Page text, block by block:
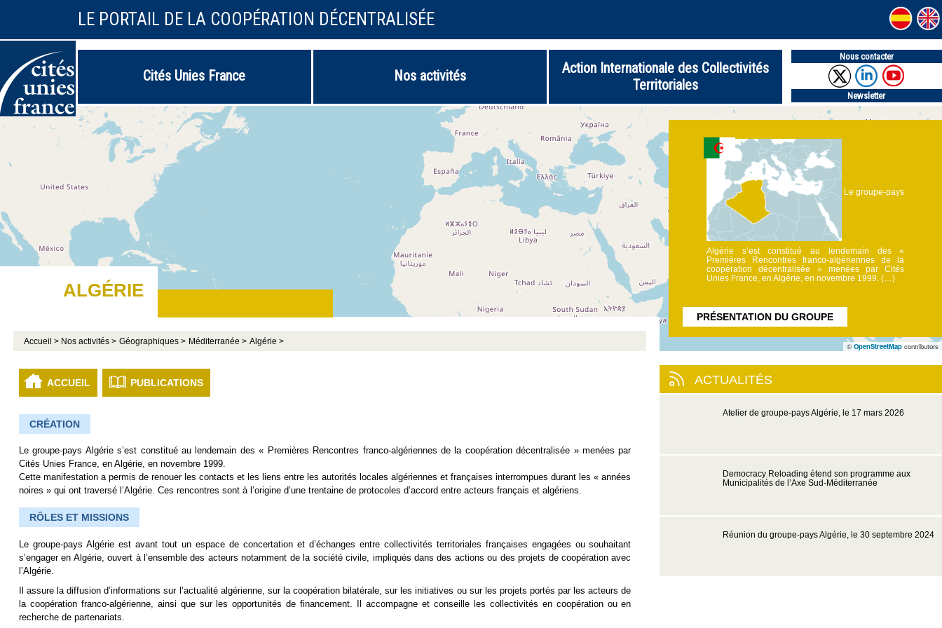
LE PORTAIL DE LA COOPÉRATION DÉCENTRALISÉE
Cités Unies France Nos activités
Action Internationale des Collectivités
Territoriales
Nous contacter
Newsletter
ALGÉRIE
Accueil > Nos activités > Géographiques > Méditerranée > Algérie >
Le groupe-pays
Algérie s’est constitué au lendemain des «
Premières Rencontres franco-algériennes de la
coopération décentralisée » menées par Cités
Unies France, en Algérie, en novembre 1999. (…)
PRÉSENTATION DU GROUPE
© OpenStreetMap contributors
ACCUEIL PUBLICATIONS
CRÉATION
Le groupe-pays Algérie s’est constitué au lendemain des « Premières Rencontres franco-algériennes de la coopération décentralisée » menées par
Cités Unies France, en Algérie, en novembre 1999.
Cette manifestation a permis de renouer les contacts et les liens entre les autorités locales algériennes et françaises interrompues durant les « années
noires » qui ont traversé l’Algérie. Ces rencontres sont à l’origine d’une trentaine de protocoles d’accord entre acteurs français et algériens.
RÔLES ET MISSIONS
Le groupe-pays Algérie est avant tout un espace de concertation et d’échanges entre collectivités territoriales françaises engagées ou souhaitant
s’engager en Algérie, ouvert à l’ensemble des acteurs notamment de la société civile, impliqués dans des actions ou des projets de coopération avec
l’Algérie.
Il assure la diffusion d’informations sur l’actualité algérienne, sur la coopération bilatérale, sur les initiatives ou sur les projets portés par les acteurs de
la coopération franco-algérienne, ainsi que sur les opportunités de financement. Il accompagne et conseille les collectivités en coopération ou en
recherche de partenariats.
ACTUALITÉS
Atelier de groupe-pays Algérie, le 17 mars 2026
Democracy Reloading étend son programme aux
Municipalités de l’Axe Sud-Méditerranée
Réunion du groupe-pays Algérie, le 30 septembre 2024